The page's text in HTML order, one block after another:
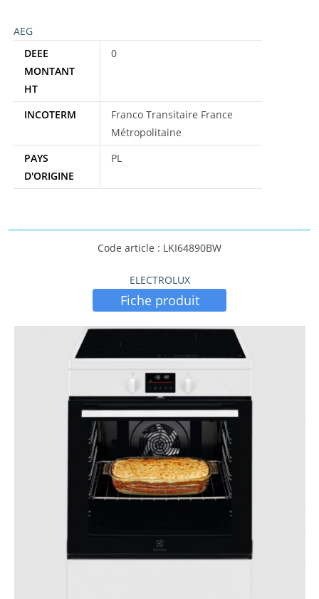
AEG
DEEE
MONTANT
HT
0
INCOTERM
Franco Transitaire France
Métropolitaine
PAYS
D'ORIGINE
PL
Code article : LKI64890BW
ELECTROLUX
Fiche produit